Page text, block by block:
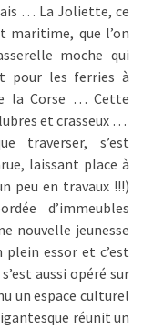
… La Joliette, ce
maritime, que l’on
moche qui
pour les ferries à
la Corse … Cette
et crasseux …
traverser, s’est
laissant place à
peu en travaux !!!)
d’immeubles
nouvelle jeunesse
essor et c’est
aussi opéré sur
un espace culturel
réunit un